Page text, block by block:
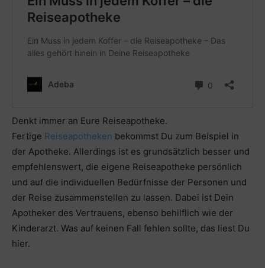
Denkt immer an Eure Reiseapotheke.
Fertige Reiseapotheken bekommst Du zum Beispiel in
der Apotheke. Allerdings ist es grundsätzlich besser und
empfehlenswert, die eigene Reiseapotheke persönlich
und auf die individuellen Bedürfnisse der Personen und
der Reise zusammenstellen zu lassen. Dabei ist Dein
Apotheker des Vertrauens, ebenso behilflich wie der
Kinderarzt. Was auf keinen Fall fehlen sollte, das liest Du
hier.